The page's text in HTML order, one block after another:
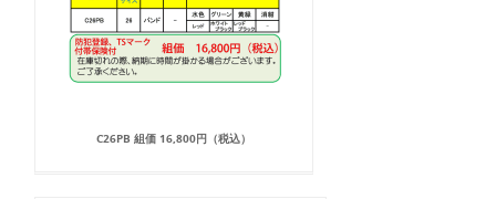
C26PB 組価 16,800円（税込）